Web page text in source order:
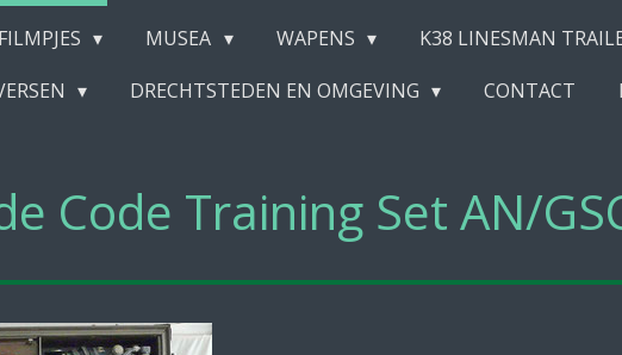
FILMPJES MUSEA WAPENS K38 LINESMAN
DRECHTSTEDEN EN OMGEVING CONTACT
Code Training Set AN/